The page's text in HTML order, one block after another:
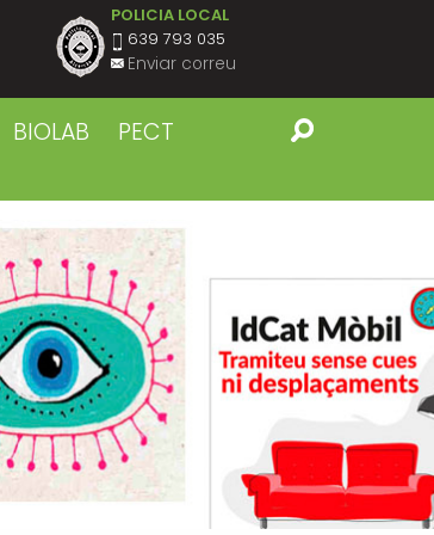
POLICIA LOCAL
639 793 035
Enviar correu
BIOLAB
PECT